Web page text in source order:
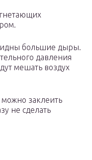
большие дыры.
давления
мешать воздух
заклеить
не сделать